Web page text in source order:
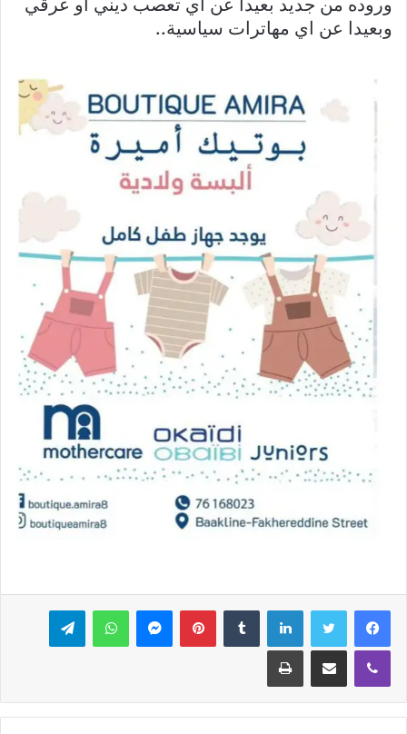
وروده من جديد بعيدا عن اي تعصب ديني او عرقي
وبعيدا عن اي مهاترات سياسية..
فيسبوك تويتر لينكدإن بينتيريستماسنجر واتساب تيلقرام
ڤايبر مشاركة عبر البريد طباعة